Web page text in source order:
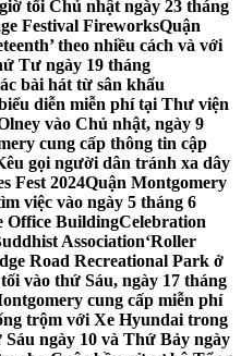
tối Chủ nhật ngày 23 tháng
Festival FireworksQuận
theo nhiều cách và với
Tư ngày 19 tháng
bài hát từ sân khấu
diễn miễn phí tại Thư viện
vào Chủ nhật, ngày 9
cung cấp thông tin cập
gọi người dân tránh xa dây
Fest 2024Quận Montgomery
việc vào ngày 5 tháng 6
Office BuildingCelebration
Association‘Roller
Road Recreational Park ở
vào thứ Sáu, ngày 17 tháng
cung cấp miễn phí
trộm với Xe Hyundai trong
ngày 10 và Thứ Bảy ngày